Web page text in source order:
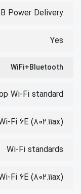
Power Delivery
Yes
WiFi+Bluetooth
Wi-Fi standard
Fi 6E (802.11ax)
Wi-Fi standards
Fi 6E (802.11ax)